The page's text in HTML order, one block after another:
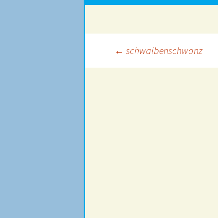
Beitragsnavigation
← schwalbenschwanz